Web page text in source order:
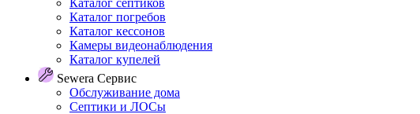
Каталог септиков
Каталог погребов
Каталог кессонов
Камеры видеонаблюдения
Каталог купелей
Sewera Сервис
Обслуживание дома
Септики и ЛОСы